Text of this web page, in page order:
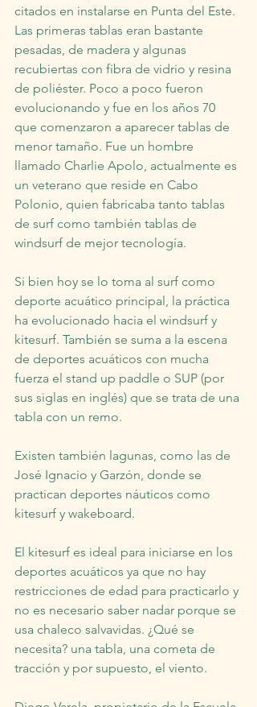
citados en instalarse en Punta del Este.
Las primeras tablas eran bastante
pesadas, de madera y algunas
recubiertas con fibra de vidrio y resina
de poliéster. Poco a poco fueron
evolucionando y fue en los años 70
que comenzaron a aparecer tablas de
menor tamaño. Fue un hombre
llamado Charlie Apolo, actualmente es
un veterano que reside en Cabo
Polonio, quien fabricaba tanto tablas
de surf como también tablas de
windsurf de mejor tecnología.
Si bien hoy se lo toma al surf como
deporte acuático principal, la práctica
ha evolucionado hacia el windsurf y
kitesurf. También se suma a la escena
de deportes acuáticos con mucha
fuerza el stand up paddle o SUP (por
sus siglas en inglés) que se trata de una
tabla con un remo.
Existen también lagunas, como las de
José Ignacio y Garzón, donde se
practican deportes náuticos como
kitesurf y wakeboard.
El kitesurf es ideal para iniciarse en los
deportes acuáticos ya que no hay
restricciones de edad para practicarlo y
no es necesario saber nadar porque se
usa chaleco salvavidas. ¿Qué se
necesita? una tabla, una cometa de
tracción y por supuesto, el viento.